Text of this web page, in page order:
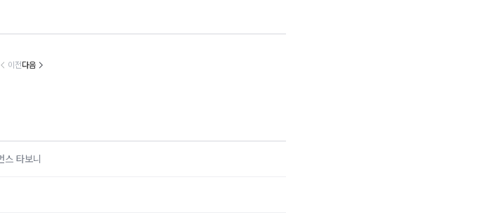
우
Q 바이 애스턴마
포트 비치, ‘헤리
지리車그룹, 7월
리본카, ‘팔월이
이전다음
타보니